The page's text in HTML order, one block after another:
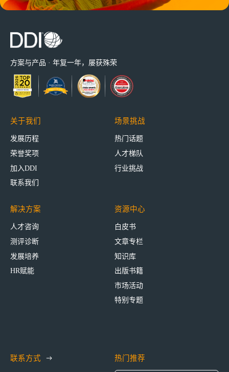
方案与产品 · 年复一年，屡获殊荣
关于我们
发展历程
荣誉奖项
加入DDI
联系我们
场景挑战
热门话题
人才梯队
行业挑战
解决方案
人才咨询
测评诊断
发展培养
HR赋能
资源中心
白皮书
文章专栏
知识库
出版书籍
市场活动
特别专题
联系方式 热门推荐